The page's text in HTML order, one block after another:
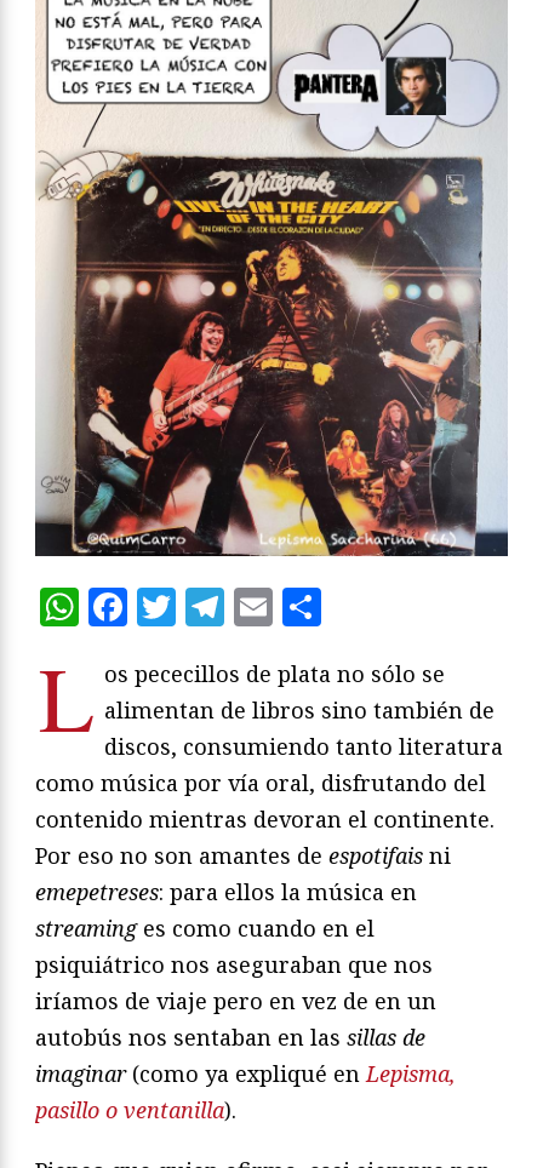
WhatsApp
Facebook
Twitter
Telegram
Email
L os pececillos de plata no sólo se
alimentan de libros sino también de
discos, consumiendo tanto literatura
como música por vía oral, disfrutando del
contenido mientras devoran el continente.
Por eso no son amantes de espotifais ni
emepetreses: para ellos la música en
streaminges como cuando en el
psiquiátrico nos aseguraban que nos
iríamos de viaje pero en vez de en un
autobús nos sentaban en las sillas de
imaginar(como ya expliqué enLepisma,
pasillo o ventanilla).